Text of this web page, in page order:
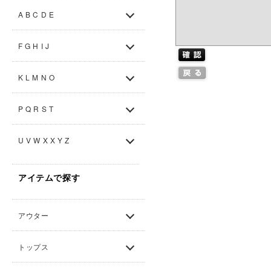
A B C D E
F G H I J
K L M N O
P Q R S T
U V W X X Y Z
アイテムで探す
アウター
トップス